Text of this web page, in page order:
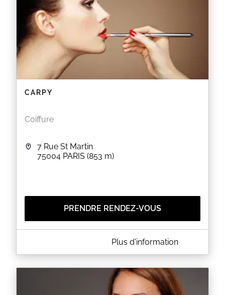
capillaires.
EN SAVOIR PLUS
CARPY
Coiffure
7 Rue St Martin
75004 PARIS (853 m)
PRENDRE RENDEZ-VOUS
Carpy est un salon de coiffure situé au 7 rue St
coupes pour homme et femme ainsi que des
colorations, des balayages et des soins capillaires.
Plus d'information